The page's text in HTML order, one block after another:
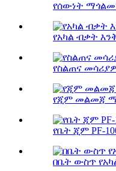
የሰውነት ማጎልመሻ
የአካል ብቃት
የስልጠና
የጂም መልመጃ
የቤት ጂም PF-
በቤት ውስጥ